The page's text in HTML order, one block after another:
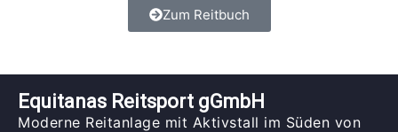
Zum Reitbuch
Equitanas Reitsport gGmbH
Moderne Reitanlage mit Aktivstall im Süden von